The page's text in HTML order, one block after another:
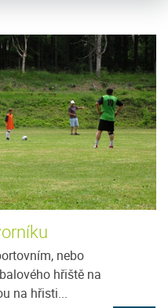
nebo
hřiště na
na hřisti...